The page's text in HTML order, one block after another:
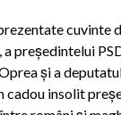
cuvinte
a preşedintelui
şi a
cadou insolit